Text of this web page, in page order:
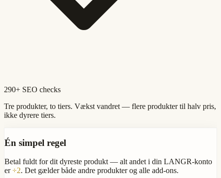
290+ SEO checks
Tre produkter, to tiers. Vækst vandret — flere produkter til halv pris,
ikke dyrere tiers.
Én simpel regel
Betal fuldt for dit dyreste produkt — alt andet i din LANGR-konto
er÷2. Det gælder både andre produkter og alle add-ons.